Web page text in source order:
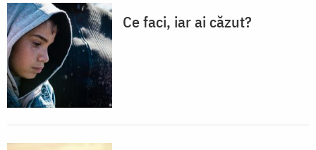
Ce faci, iar ai căzut?